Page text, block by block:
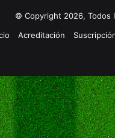
© Copyright 2026,
Acreditación